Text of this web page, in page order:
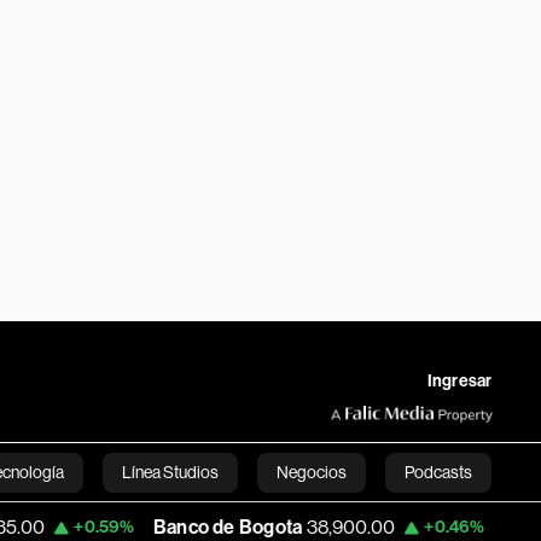
Ingresar
Línea Studios Negocios Podcasts
English
+0.59% Banco de Bogota 38,900.00 +0.46% Apple